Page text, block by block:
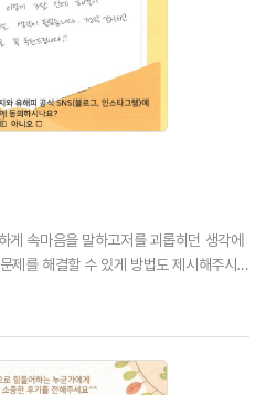
게 속마음을 말하고저를 괴롭히던 생각에
제를 해결할 수 있게 방법도 제시해주시고
렇게...